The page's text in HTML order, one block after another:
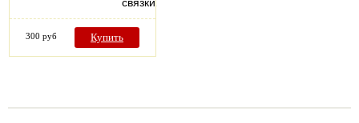
300 руб Купить